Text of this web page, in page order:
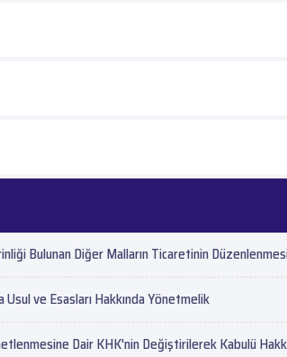
Bulunan Diğer Malların Ticaretinin
ve Esasları Hakkında Yönetmelik
Dair KHK'nin Değiştirilerek Kabulü